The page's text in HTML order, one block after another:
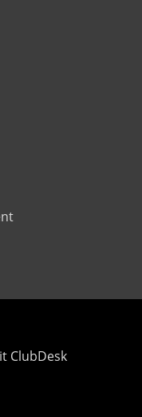
ClubDesk